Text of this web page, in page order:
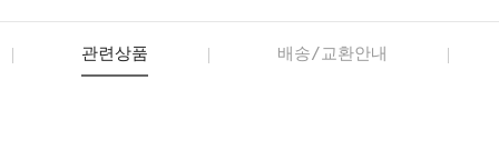
관련상품 배송/교환안내